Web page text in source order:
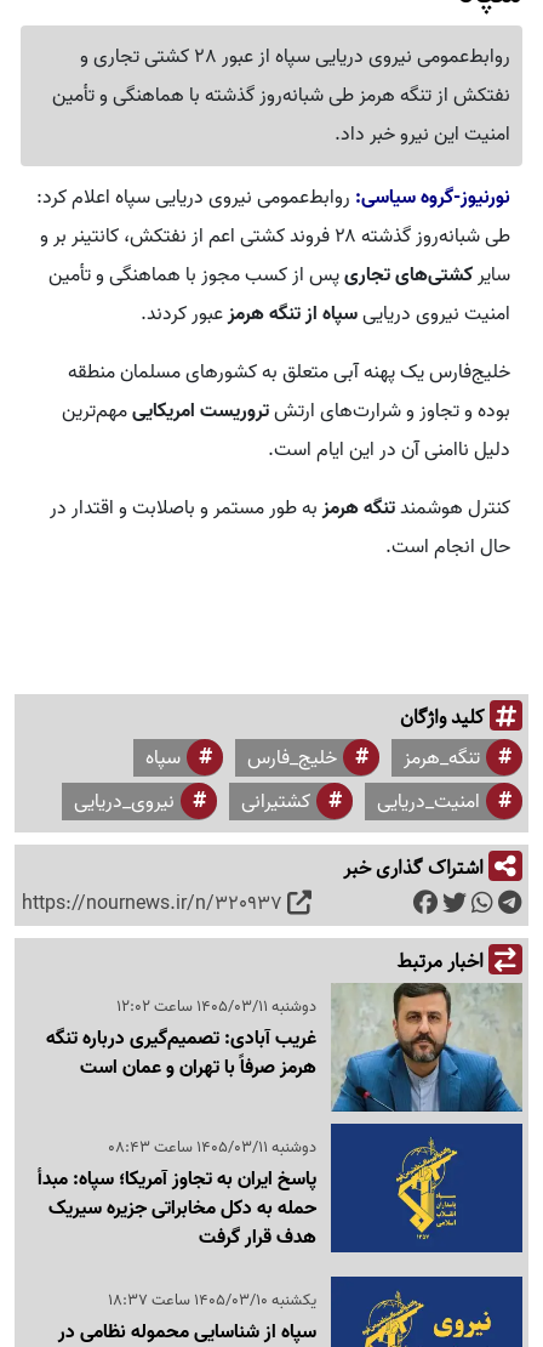
روابط‌عمومی نیروی دریایی سپاه از عبور 28 کشتی تجاری و
نفتکش از تنگه هرمز طی شبانه‌روز گذشته با هماهنگی و تأمین
امنیت این نیرو خبر داد.
نورنیوز-گروه سیاسی: روابط‌عمومی نیروی دریایی سپاه اعلام کرد:
طی شبانه‌روز گذشته ۲۸ فروند کشتی اعم از نفتکش، کانتینر بر و
سایرکشتی‌های تجاریپس از کسب مجوز با هماهنگی و تأمین
امنیت نیروی دریاییسپاه از تنگه هرمزعبور کردند.
خلیج‌فارس یک پهنه آبی متعلق به کشورهای مسلمان منطقه
بوده و تجاوز و شرارت‌های ارتشتروریست امریکاییمهم‌ترین
دلیل ناامنی آن در این ایام است.
کنترل هوشمندتنگه هرمزبه طور مستمر و باصلابت و اقتدار در
حال انجام است.
کلید واژگان
تنگه_هرمز خلیج_فارس
سپاه
امنیت_دریایی
کشتیرانی نیروی_دریایی
اشتراک گذاری خبر
https://nournews.ir/n/320937
اخبار مرتبط
دوشنبه 1405/03/11 ساعت 12:02
غریب آبادی: تصمیم‌گیری درباره تنگه
هرمز صرفاً با تهران و عمان است
دوشنبه 1405/03/11 ساعت 08:43
پاسخ ایران به تجاوز آمریکا؛ سپاه: مبدأ
حمله به دکل مخابراتی جزیره سیریک
هدف قرار گرفت
یکشنبه 1405/03/10 ساعت 18:37
سپاه از شناسایی محموله نظامی در